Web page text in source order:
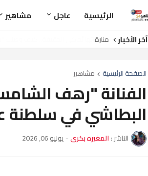
الرئيسية عاجل مشاهير
آخر الأخبار
منارة
الصفحة الرئيسية مشاهير
الفنانة "رهف
البطاشي في سلطنة
الناشر : المغيره بكرى- يونيو 06, 2026